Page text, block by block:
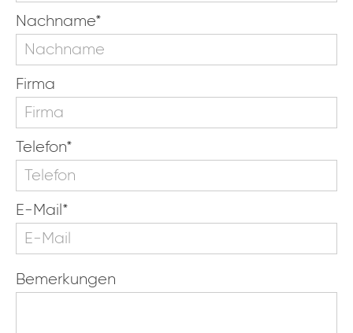
Nachname*
Firma
Telefon*
E-Mail*
Bemerkungen